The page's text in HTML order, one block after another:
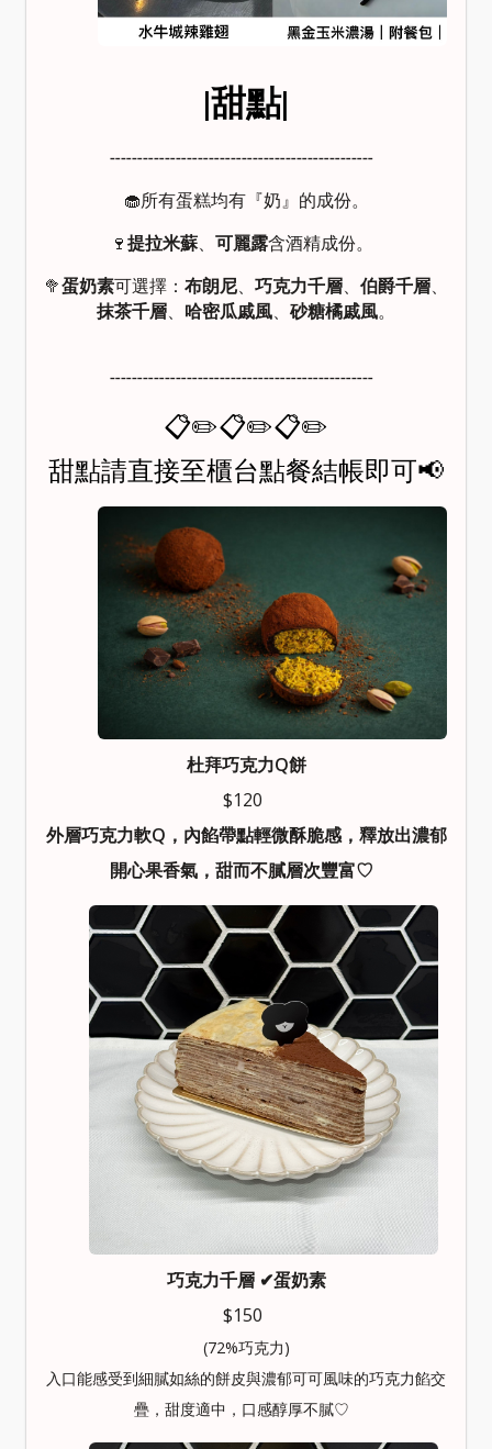
|甜點|
╌╌╌╌╌╌╌╌╌╌╌╌╌╌╌╌╌╌╌╌╌╌╌╌
🧁所有蛋糕均有『奶』的成份。
🍷提拉米蘇、 可麗露含酒精成份。
🥦蛋奶素可選擇： 布朗尼、 巧克力千層、 伯爵千層、
抹茶千層、 哈密瓜戚風、 砂糖橘戚風。
╌╌╌╌╌╌╌╌╌╌╌╌╌╌╌╌╌╌╌╌╌╌╌╌
📋✏️📋✏️📋✏️
甜點請直接至櫃台點餐結帳即可📢
杜拜巧克力Q餅
$120
外層巧克力軟Q，內餡帶點輕微酥脆感，釋放出濃郁
開心果香氣，甜而不膩層次豐富♡
巧克力千層✔︎蛋奶素
$150
(72%巧克力)
入口能感受到細膩如絲的餅皮與濃郁可可風味的巧克力餡交
疊，甜度適中，口感醇厚不膩♡